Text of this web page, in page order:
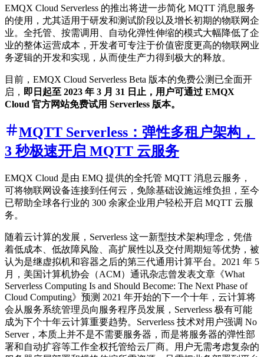
EMQX Cloud Serverless 的推出将进一步简化 MQTT 消息服务
的使用，尤其适用于研发和测试阶段以及增长初期的物联网企
业。全托管、按需调用、自动化弹性伸缩的模式大幅降低了企
业的整体运营成本，开发者可专注于价值密度更高的物联网业
务逻辑的开发和实现，从而使生产力得到极大的释放。
目前，EMQX Cloud Serverless Beta 版本的免费公测已全面开
启， 即日起至 2023 年 3 月 31 日止，用户可通过 EMQX
Cloud 官方网站免费试用 Serverless 版本。
MQTT Serverless：弹性多租户架构，
3 秒极速开启 MQTT 云服务
EMQX Cloud 是由 EMQ 提供的全托管 MQTT 消息云服务，
可将物联网设备连接到任何云，免除基础设施运维负担，至今
已帮助全球各行业的 300 余家企业用户轻松开启 MQTT 云服
务。
随着云计算的发展，Serverless 这一新型技术架构理念，凭借
着低成本、低故障风险、高扩展性以及交付周期短等优势，被
认为是继虚拟机和容器之后的第三代通用计算平台。2021 年 5
月，美国计算机协会（ACM）通讯杂志曾发表文章《What
Serverless Computing Is and Should Become: The Next Phase of
Cloud Computing》预测 2021 年开始的下一个十年，云计算将
会从服务系统管理员向服务程序员发展，Serverless 极有可能
成为下个十年云计算重要趋势。Serverless 技术对用户强调 No
Server，本质上并不是不需要服务器，而是将服务器的弹性部
署和自动扩容等工作全权托管给云厂商。用户无需考虑复杂的